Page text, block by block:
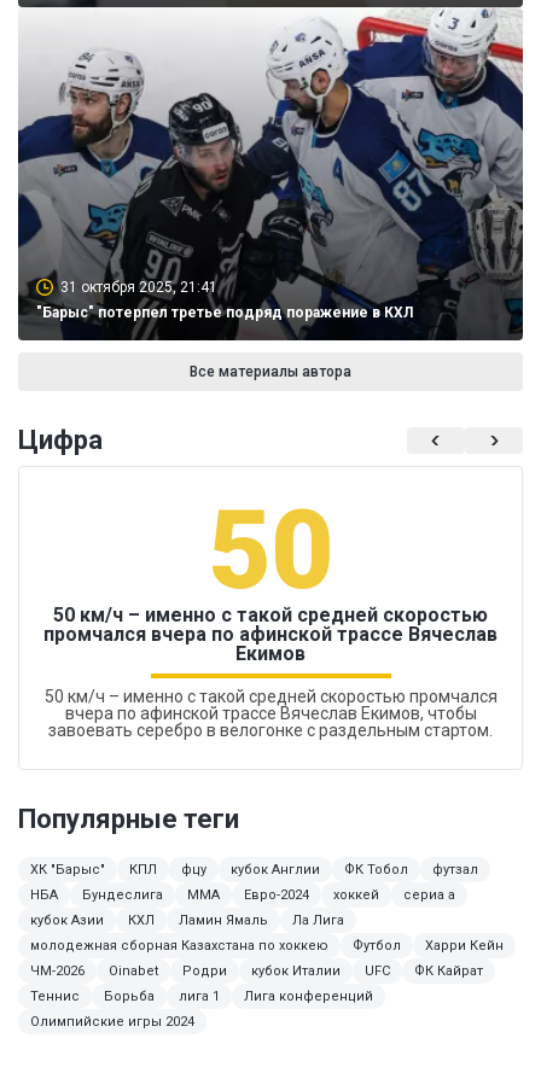
31 октября 2025, 21:41
"Барыс" потерпел третье подряд поражение в КХЛ
Все материалы автора
Цифра
50
50 км/ч – именно с такой средней скоростью
промчался вчера по афинской трассе Вячеслав
Екимов
50 км/ч – именно с такой средней скоростью промчался
вчера по афинской трассе Вячеслав Екимов, чтобы
завоевать серебро в велогонке с раздельным стартом.
Популярные теги
ХК "Барыс" КПЛ фцу кубок Англии ФК Тобол
футзал
НБА
Бундеслига MMA Евро-2024 хоккей
сериа а
кубок Азии
КХЛ Ламин Ямаль
Ла Лига
молодежная сборная Казахстана по хоккею
Футбол
Харри Кейн
ЧМ-2026
Oinabet Родри кубок Италии UFC
ФК Кайрат
Теннис
Борьба лига 1
Лига конференций
Олимпийские игры 2024